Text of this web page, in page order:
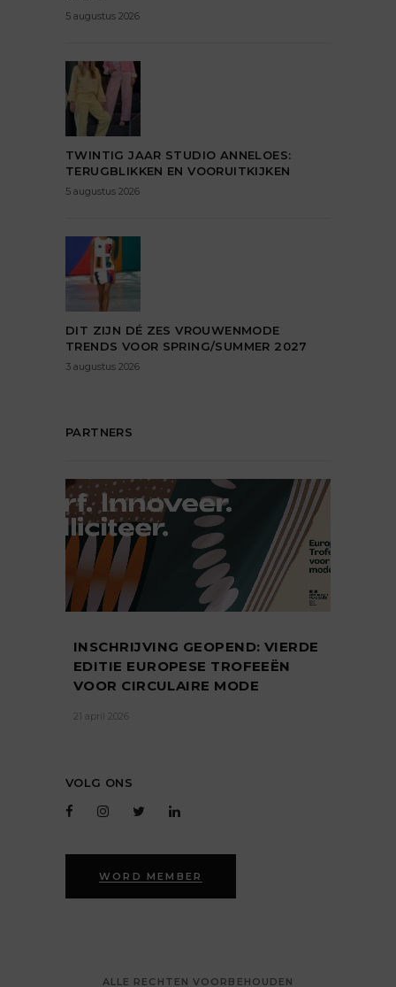
5 augustus 2026
TWINTIG JAAR STUDIO ANNELOES:
TERUGBLIKKEN EN VOORUITKIJKEN
5 augustus 2026
DIT ZIJN DÉ ZES VROUWENMODE
TRENDS VOOR SPRING/SUMMER 2027
3 augustus 2026
PARTNERS
INSCHRIJVING GEOPEND: VIERDE
EDITIE EUROPESE TROFEEËN
VOOR CIRCULAIRE MODE
21 april 2026
VOLG ONS
WORD MEMBER
ALLE RECHTEN VOORBEHOUDEN